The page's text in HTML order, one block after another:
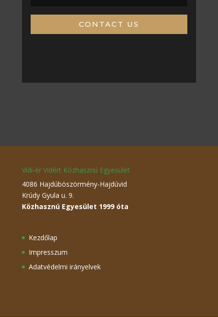
CONTACT US
Vidi-ér Vidért Közhasznú Egyesület
4086 Hajdúböszörmény-Hajdúvid
Krúdy Gyula u. 9.
Közhasznú Egyesület 1999 óta
Kezdőlap
Impresszum
Adatvédelmi irányelvek